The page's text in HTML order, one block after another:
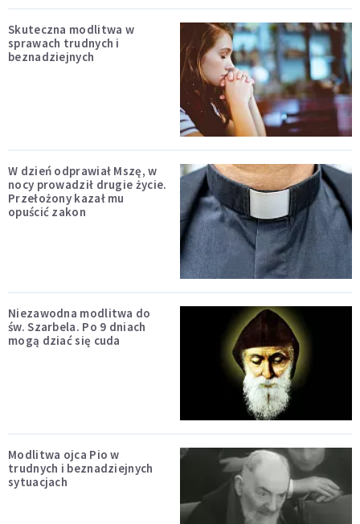
Skuteczna modlitwa w
sprawach trudnych i
beznadziejnych
W dzień odprawiał Mszę, w
nocy prowadził drugie życie.
Przełożony kazał mu
opuścić zakon
Niezawodna modlitwa do
św. Szarbela. Po 9 dniach
mogą dziać się cuda
Modlitwa ojca Pio w
trudnych i beznadziejnych
sytuacjach